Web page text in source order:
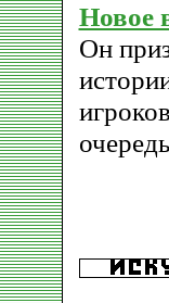
Новое
Он